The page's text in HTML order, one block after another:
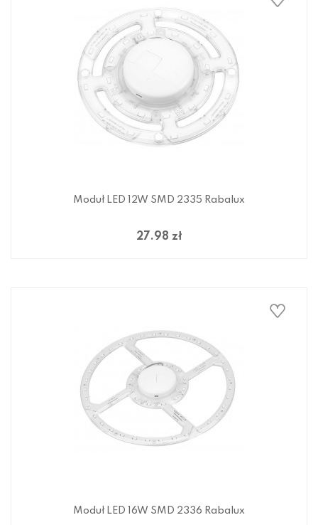
Moduł LED 12W SMD 2335 Rabalux
27.98 zł
Moduł LED 16W SMD 2336 Rabalux